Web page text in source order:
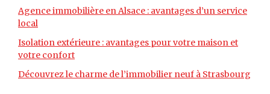
Agence immobilière en Alsace : avantages d’un service
local
Isolation extérieure : avantages pour votre maison et
votre confort
Découvrez le charme de l’immobilier neuf à Strasbourg